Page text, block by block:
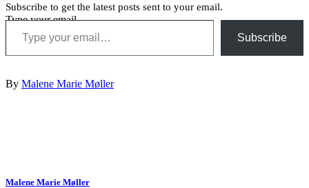
Subscribe to get the latest posts sent to your email.
Type your email…
Subscribe
By Malene Marie Møller
Malene Marie Møller